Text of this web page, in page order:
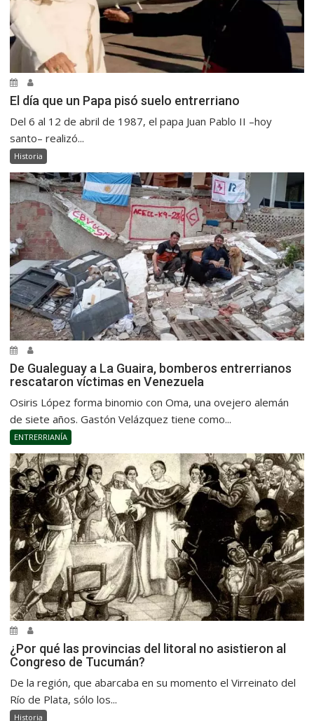
El día que un Papa pisó suelo entrerriano
Del 6 al 12 de abril de 1987, el papa Juan Pablo II –hoy
santo– realizó...
Historia
De Gualeguay a La Guaira, bomberos entrerrianos
rescataron víctimas en Venezuela
Osiris López forma binomio con Oma, una ovejero alemán
de siete años. Gastón Velázquez tiene como...
ENTRERRIANÍA
¿Por qué las provincias del litoral no asistieron al
Congreso de Tucumán?
De la región, que abarcaba en su momento el Virreinato del
Río de Plata, sólo los...
Historia